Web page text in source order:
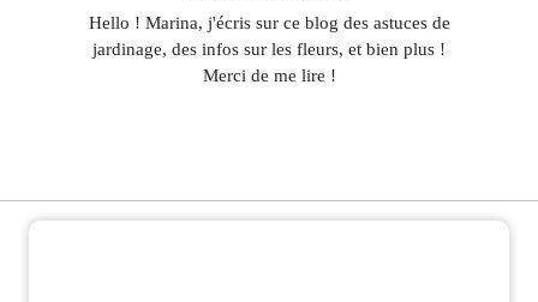
Hello ! Marina, j'écris sur ce blog des astuces de
jardinage, des infos sur les fleurs, et bien plus !
Merci de me lire !